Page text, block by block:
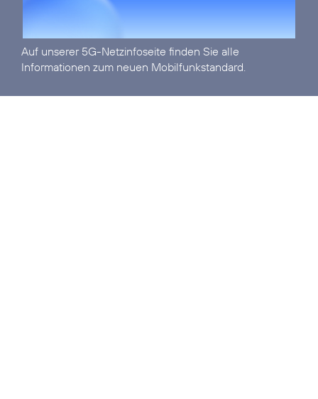
Auf unserer 5G-Netzinfoseite finden Sie alle
Informationen zum neuen Mobilfunkstandard.